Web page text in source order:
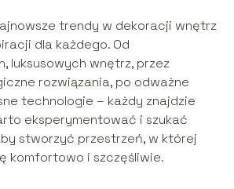
trendy w dekoracji wnętrz
dla każdego. Od
luksusowych wnętrz, przez
rozwiązania, po odważne
technologie – każdy znajdzie
eksperymentować i szukać
stworzyć przestrzeń, w której
komfortowo i szczęśliwie.